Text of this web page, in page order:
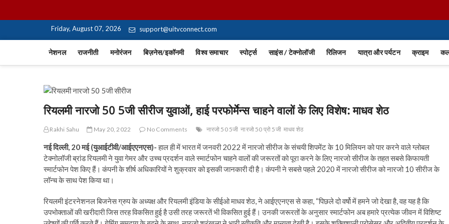
UiTV Hindi News
Friday, August 07, 2026 support@uitvconnect.com
नेशनल राजनीती मनोरंजन बिज़नेस/इकॉनमी विश्व समाचार स्पोर्ट्स साइंस / टेक्नोलॉजी रिलिजन यात्रा और पर्यटन क्राइम
रियलमी नारजो 50 5जी सीरीज युवाओं, हाई परफोर्मेन्स चाहने वालों के लिए विशेष: माधव शेठ
Rakhi Sahu May 20, 2022 No Comments नारजो 50 5जी नारजो 50 प्रो 5जी माधव शेठ
नई दिल्ली, 20 मई (युआईटीवी/आईएएनएस)-हाल ही में भारत में जनवरी 2022 में नारजो सीरीज के संचयी शिपमेंट के 10 मिलियन को पार करने वाले ग्लोबल
टेक्नोलॉजी ब्रांड रियलमी ने युवा गेमर और उच्च प्रदर्शन वाले स्मार्टफोन चाहने वालों की जरूरतों को पूरा करने के लिए नारजो सीरीज के तहत सबसे किफायती
स्मार्टफोन पेश किए हैं। कंपनी के शीर्ष अधिकारियों ने शुक्रवार को इसकी जानकारी दी है। कंपनी ने सबसे पहले 2020 में नारजो सीरीज को नारजो 10 सीरीज के
लॉन्च के साथ पेश किया था।
रियलमी इंटरनेशनल बिजनेस ग्रुप के अध्यक्ष और रियलमी इंडिया के सीईओ माधव शेठ, ने आईएएनएस से कहा, “पिछले दो वर्षो में हमने जो देखा है, वह यह है कि
उपभोक्ताओं की खरीदारी जिस तरह विकसित हुई है उसी तरह जरूरतें भी विकसित हुई हैं। उनकी जरूरतों के अनुसार स्मार्टफोन अब हमारे प्रत्येक जीवन में विशिष्ट